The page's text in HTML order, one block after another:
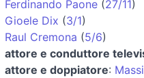
Ferdinando Paone (27/11)
Gioele Dix (3/1)
Raul Cremona (5/6)
attore e conduttore
attore e doppiatore: